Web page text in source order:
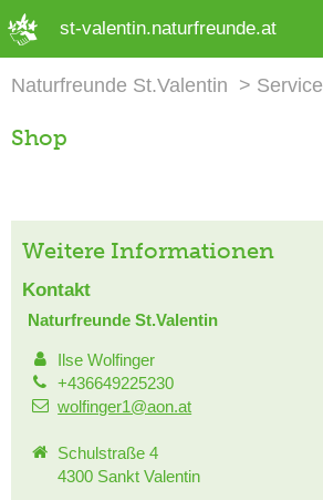
st-valentin.naturfreunde.at
Naturfreunde St.Valentin Service
Shop
Weitere Informationen
Kontakt
Naturfreunde St.Valentin
Ilse Wolfinger
+436649225230
wolfinger1@aon.at
Schulstraße 4
4300 Sankt Valentin